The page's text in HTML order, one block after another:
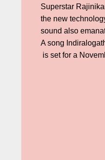
Superstar
the new
sound also
A song
is set for a